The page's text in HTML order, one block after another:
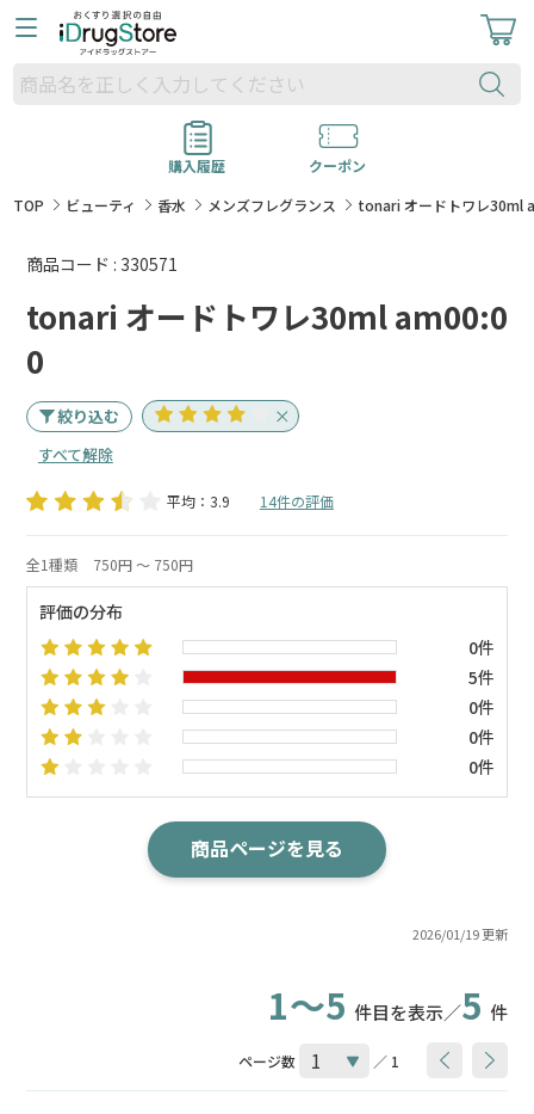
購入履歴
クーポン
TOP
ビューティ 香水 メンズフレグランス tonari オードトワレ30ml
商品コード : 330571
tonari オードトワレ30ml am00:0
0
絞り込む
すべて解除
平均：3.9 14件の評価
2026/01/19 更新
全1種類 750円 ～ 750円
評価の分布
0件
5件
0件
0件
0件
商品ページを見る
1～5 件目を表示／5 件
ページ数 ／ 1